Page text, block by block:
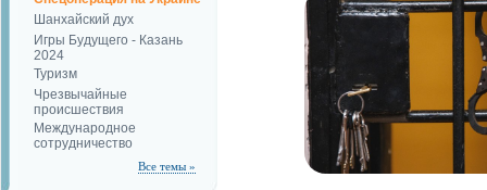
Шанхайский дух
Игры Будущего - Казань
2024
Туризм
Чрезвычайные
происшествия
Международное
сотрудничество
Все темы »